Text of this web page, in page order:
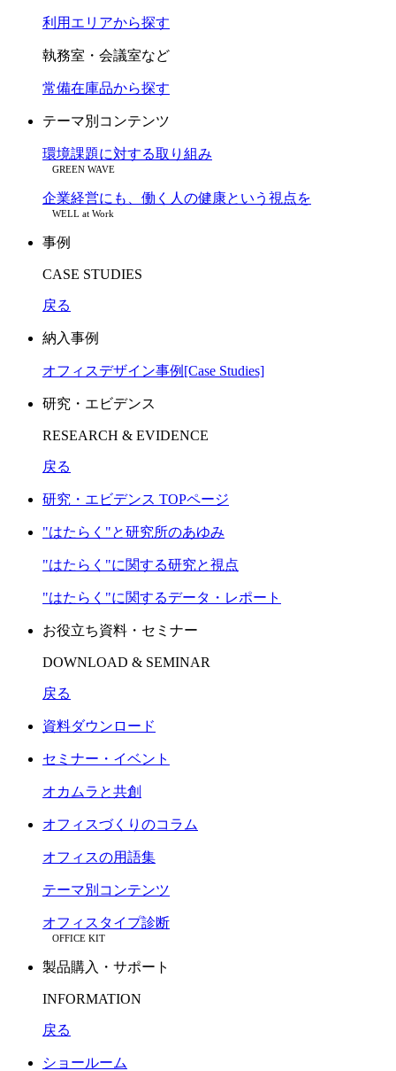
利用エリアから探す
執務室・会議室など
常備在庫品から探す
テーマ別コンテンツ
環境課題に対する取り組み
GREEN WAVE
企業経営にも、働く人の健康という視点を
WELL at Work
事例
CASE STUDIES
戻る
納入事例
オフィスデザイン事例[Case Studies]
研究・エビデンス
RESEARCH & EVIDENCE
戻る
研究・エビデンス TOPページ
"はたらく"と研究所のあゆみ
"はたらく"に関する研究と視点
"はたらく"に関するデータ・レポート
お役立ち資料・セミナー
DOWNLOAD & SEMINAR
戻る
資料ダウンロード
セミナー・イベント
オカムラと共創
オフィスづくりのコラム
オフィスの用語集
テーマ別コンテンツ
オフィスタイプ診断
OFFICE KIT
製品購入・サポート
INFORMATION
戻る
ショールーム